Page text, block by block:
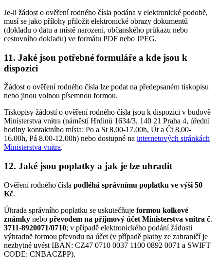
Je-li žádost o ověření rodného čísla podána v elektronické podobě,
musí se jako přílohy přiložit elektronické obrazy dokumentů
(dokladu o datu a místě narození, občanského průkazu nebo
cestovního dokladu) ve formátu PDF nebo JPEG.
11. Jaké jsou potřebné formuláře a kde jsou k
dispozici
Žádost o ověření rodného čísla lze podat na předepsaném tiskopisu
nebo jinou volnou písemnou formou.
Tiskopisy žádostí o ověření rodného čísla jsou k dispozici v budově
Ministerstva vnitra (náměstí Hrdinů 1634/3, 140 21 Praha 4, úřední
hodiny kontaktního místa: Po a St 8.00-17.00h, Út a Čt 8.00-
16.00h, Pá 8.00-12.00h) nebo dostupné na internetových stránkách
Ministerstva vnitra.
12. Jaké jsou poplatky a jak je lze uhradit
Ověření rodného čísla podléhá správnímu poplatku ve výši 50
Kč.
Úhrada správního poplatku se uskutečňuje formou kolkové
známky nebo převodem na příjmový účet Ministerstva vnitra č.
3711-8920071/0710; v případě elektronického podání žádosti
výhradně formou převodu na účet (v případě platby ze zahraničí je
nezbytné uvést IBAN: CZ47 0710 0037 1100 0892 0071 a SWIFT
CODE: CNBACZPP).